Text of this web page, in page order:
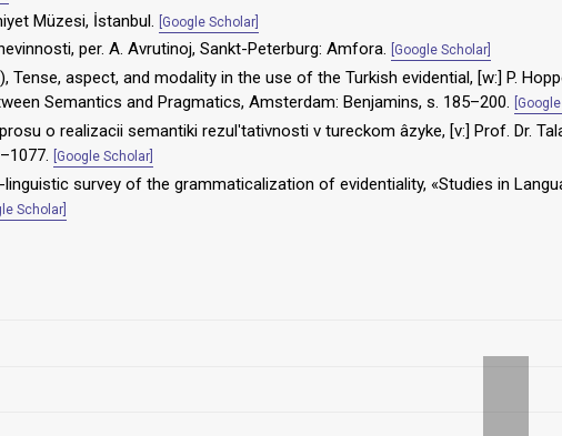
Müzesi, İstanbul. [Google Scholar]
per. A. Avrutinoj, Sankt-Peterburg: Amfora. [Google Scholar]
Tense, aspect, and modality in the use of the Turkish evidential, [w:] P.
Semantics and Pragmatics, Amsterdam: Benjamins, s. 185–200.
o realizacii semantiki rezulʹtativnosti v tureckom âzyke, [v:] Prof. Dr.
[Google Scholar]
survey of the grammaticalization of evidentiality, «Studies in
Scholar]